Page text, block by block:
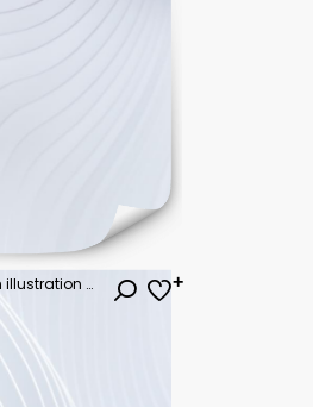
Sloth bears watercolor set hand drawn illustration with tropical leaves